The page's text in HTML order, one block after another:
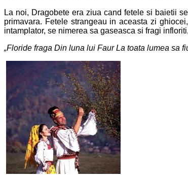
La noi, Dragobete era ziua cand fetele si baietii
primavara. Fetele strangeau in aceasta zi
intamplator, se nimerea sa gaseasca si fragi
„Floride fraga Din luna lui Faur La toata lumea sa